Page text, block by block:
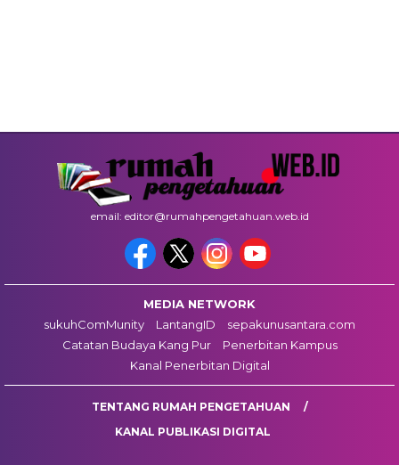
email: editor@rumahpengetahuan.web.id
MEDIA NETWORK
sukuhComMunity
LantangID
sepakunusantara.com
Catatan Budaya Kang Pur
Penerbitan Kampus
Kanal Penerbitan Digital
TENTANG RUMAH PENGETAHUAN
KANAL PUBLIKASI DIGITAL